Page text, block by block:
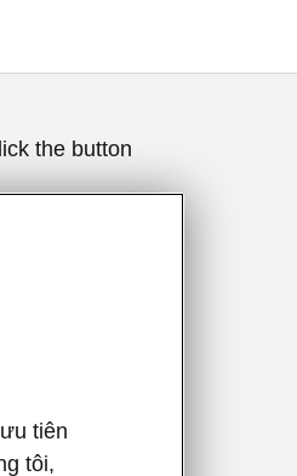
the button
tiên
tôi,